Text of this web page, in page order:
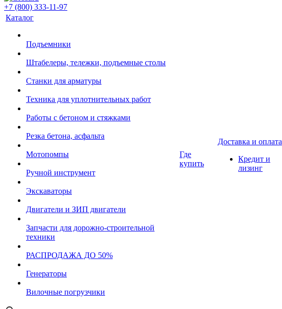
+7 (800) 333-11-97
Каталог
Подъемники
Штабелеры, тележки, подъемные столы
Станки для арматуры
Техника для уплотнительных работ
Работы с бетоном и стяжками
Резка бетона, асфальта
Мотопомпы
Ручной инструмент
Экскаваторы
Двигатели и ЗИП двигатели
Запчасти для дорожно-строительной
техники
РАСПРОДАЖА ДО 50%
Генераторы
Вилочные погрузчики
Где
купить
Доставка и оплата
Кредит и
лизинг